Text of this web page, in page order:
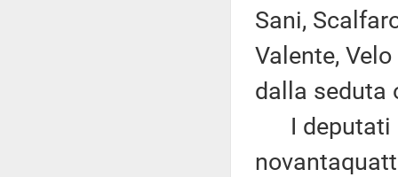
Sani,
Valente,
dalla seduta
I deputati